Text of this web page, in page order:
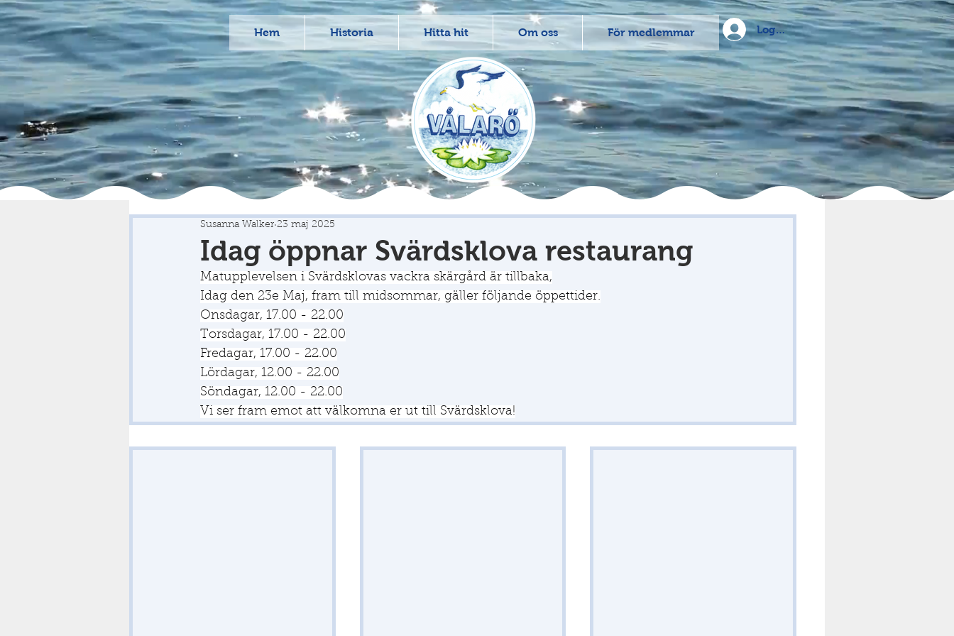
Hem Historia Hitta hit Om oss För medlemmar Logga in
Idag öppnar Svärdsklova restaurang
Susanna Walker 23 maj 2025
Matupplevelsen i Svärdsklovas vackra skärgård är tillbaka,
Idag den 23e Maj, fram till midsommar, gäller följande öppettider.
Onsdagar, 17.00 - 22.00
Torsdagar, 17.00 - 22.00
Fredagar, 17.00 - 22.00
Lördagar, 12.00 - 22.00
Söndagar, 12.00 - 22.00
Vi ser fram emot att välkomna er ut till Svärdsklova!